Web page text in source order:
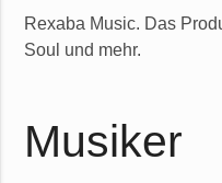
Rexaba Music. Das
Soul und mehr.
Musiker